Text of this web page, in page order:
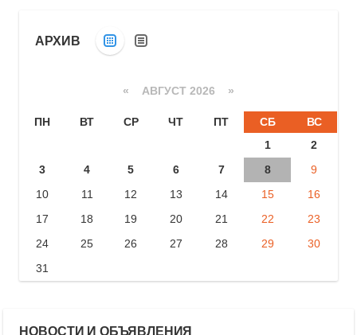
АРХИВ
« АВГУСТ 2026 »
ПН ВТ СР ЧТ ПТ СБ
ВС
1
2
3
4 5 6 7 8
9
10
11 12 13 14 15
16
17
18 19 20 21 22
23
24
25 26 27 28 29
30
31
НОВОСТИ И ОБЪЯВЛЕНИЯ